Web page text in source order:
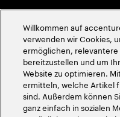
Globale Meritokratie
2026Accenture. Alle Rechte
Willkommen auf
verwenden wir Cookies,
ermöglichen,
bereitzustellen und um
Website zu optimieren.
ermitteln, welche Artikel
sind. Außerdem können
ganz einfach in sozialen